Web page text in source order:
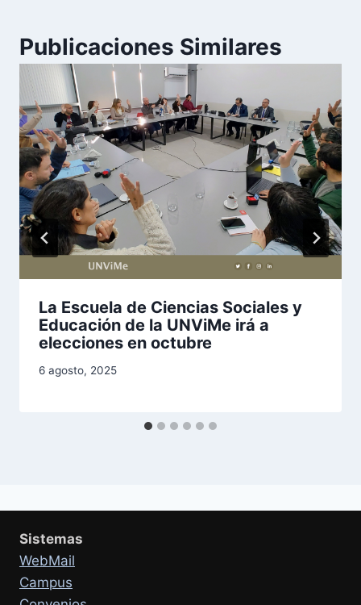
Publicaciones Similares
La Escuela de Ciencias Sociales y
Educación de la UNViMe irá a
elecciones en octubre
6 agosto, 2025
Sistemas
WebMail
Campus